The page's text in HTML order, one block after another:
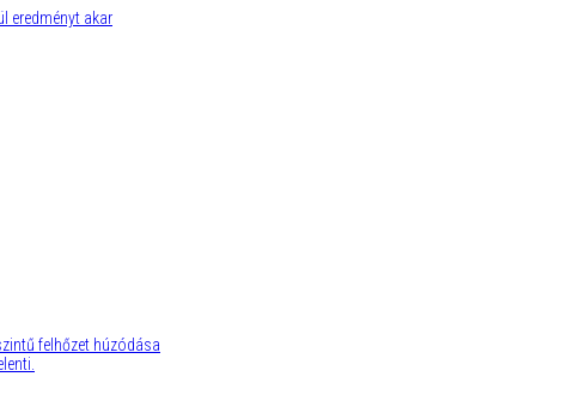
eredményt akar
felhőzet húzódása